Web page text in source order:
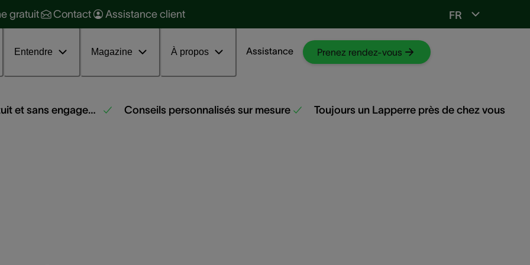
gratuit Contact Assistance client FR
Entendre Magazine À propos Assistance Prenez rendez-vous
d'information sur les
Vers ORL-web
Test auditif professionnel gratuit et sans engagement Conseils personnalisés sur mesure Toujours un Lapperre près de chez vous